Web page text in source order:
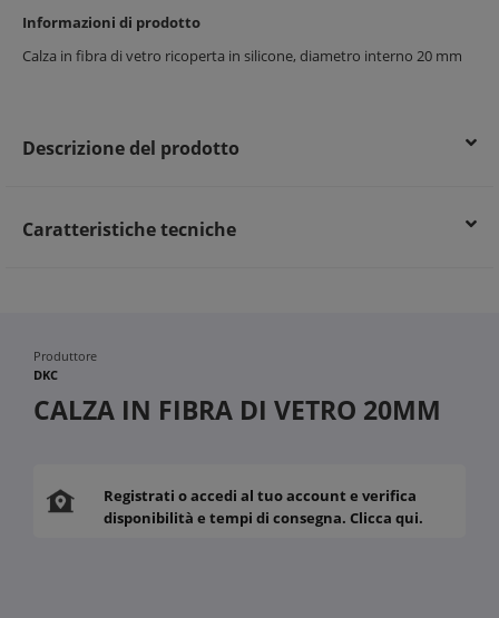
Informazioni di prodotto
Calza in fibra di vetro ricoperta in silicone, diametro interno 20 mm
Descrizione del prodotto
Caratteristiche tecniche
Produttore
DKC
CALZA IN FIBRA DI VETRO 20MM
Registrati o accedi al tuo account e verifica
disponibilità e tempi di consegna. Clicca qui.